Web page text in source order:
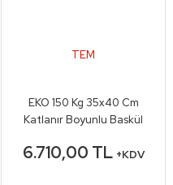
TEM
EKO 150 Kg 35x40 Cm
Katlanır Boyunlu Baskül
6.710,00 TL +KDV